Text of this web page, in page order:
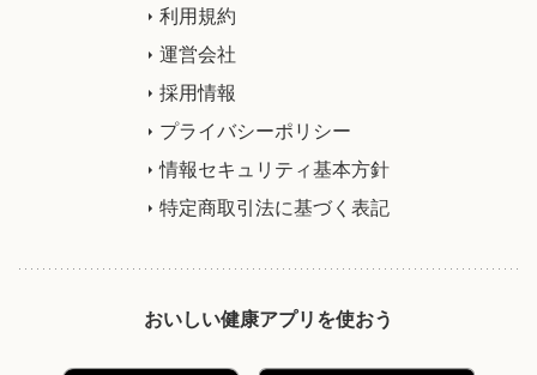
利用規約
運営会社
採用情報
プライバシーポリシー
情報セキュリティ基本方針
特定商取引法に基づく表記
おいしい健康アプリを使おう